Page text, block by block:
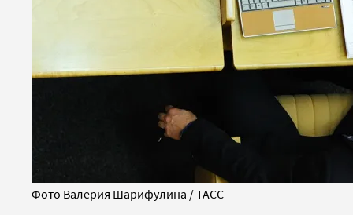
Фото Валерия Шарифулина / ТАСС